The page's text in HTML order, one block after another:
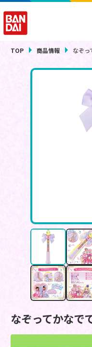
TOP 商品情報 なぞっ
なぞってかなで